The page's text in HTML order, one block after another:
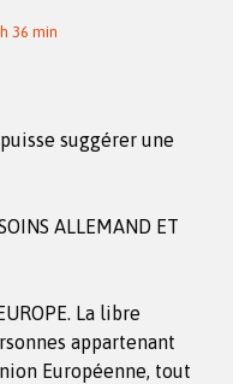
36 min
suggérer une
ALLEMAND ET
La libre
appartenant
Européenne, tout